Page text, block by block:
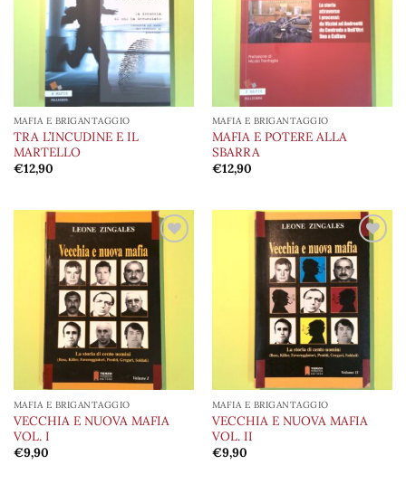
MAFIA E BRIGANTAGGIO
TRA L’INCUDINE E IL
MARTELLO
€12,90
MAFIA E BRIGANTAGGIO
MAFIA E POTERE ALLA
SBARRA
€12,90
Aggiungi
desideri
MAFIA E BRIGANTAGGIO
VECCHIA E NUOVA MAFIA
VOL. I
€9,90
Aggiungi
alla lista
dei
desideri
MAFIA E BRIGANTAGGIO
VECCHIA E NUOVA MAFIA
VOL. II
€9,90